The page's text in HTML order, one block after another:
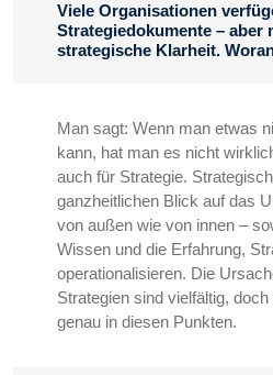
Viele Organisationen
Strategiedokumente – aber
strategische Klarheit.
Man sagt: Wenn man etwas
kann, hat man es nicht
auch für Strategie.
ganzheitlichen Blick auf das
von außen wie von innen –
Wissen und die Erfahrung,
operationalisieren. Die
Strategien sind vielfältig,
genau in diesen Punkten.